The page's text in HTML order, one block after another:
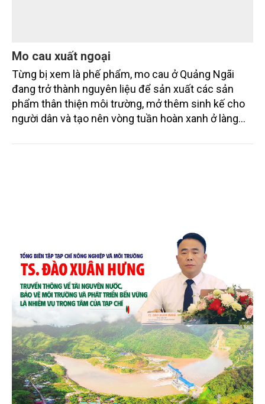
Mo cau xuất ngoại
Từng bị xem là phế phẩm, mo cau ở Quảng Ngãi
đang trở thành nguyên liệu để sản xuất các sản
phẩm thân thiện môi trường, mở thêm sinh kế cho
người dân và tạo nên vòng tuần hoàn xanh ở làng
quê. Trải qua chặng đường dài (từ 2020 đến nay),
chén, dĩa... từ mo cau đã được thị trường trong nước
và quốc tế đón nhận.